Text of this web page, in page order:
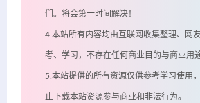
们。将会第一时间解决！
4.本站所有内容均由互联网收集整理、网
考、学习，不存在任何商业目的与商业用途
5.本站提供的所有资源仅供参考学习使用
止下载本站资源参与商业和非法行为。